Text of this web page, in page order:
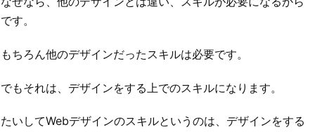
です。
もちろん他のデザインだったスキルは必要です。
でもそれは、デザインをする上でのスキルになります。
たいしてWebデザインのスキルというのは、デザインをする